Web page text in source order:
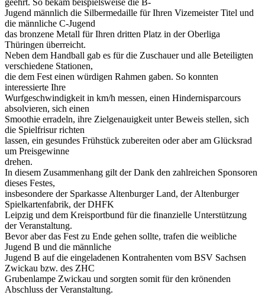
Jugend männlich die Silbermedaille für Ihren Vizemeister Titel und
die männliche C-Jugend
das bronzene Metall für Ihren dritten Platz in der Oberliga
Thüringen überreicht.
Neben dem Handball gab es für die Zuschauer und alle Beteiligten
verschiedene Stationen,
die dem Fest einen würdigen Rahmen gaben. So konnten
interessierte Ihre
Wurfgeschwindigkeit in km/h messen, einen Hindernisparcours
absolvieren, sich einen
Smoothie erradeln, ihre Zielgenauigkeit unter Beweis stellen, sich
die Spielfrisur richten
lassen, ein gesundes Frühstück zubereiten oder aber am Glücksrad
um Preisgewinne
drehen.
In diesem Zusammenhang gilt der Dank den zahlreichen Sponsoren
dieses Festes,
insbesondere der Sparkasse Altenburger Land, der Altenburger
Spielkartenfabrik, der DHFK
Leipzig und dem Kreisportbund für die finanzielle Unterstützung
der Veranstaltung.
Bevor aber das Fest zu Ende gehen sollte, trafen die weibliche
Jugend B und die männliche
Jugend B auf die eingeladenen Kontrahenten vom BSV Sachsen
Zwickau bzw. des ZHC
Grubenlampe Zwickau und sorgten somit für den krönenden
Abschluss der Veranstaltung.